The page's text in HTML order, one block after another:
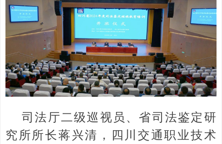
司法厅二级巡视员、省司法鉴定研
究所所长蒋兴清，四川交通职业技术